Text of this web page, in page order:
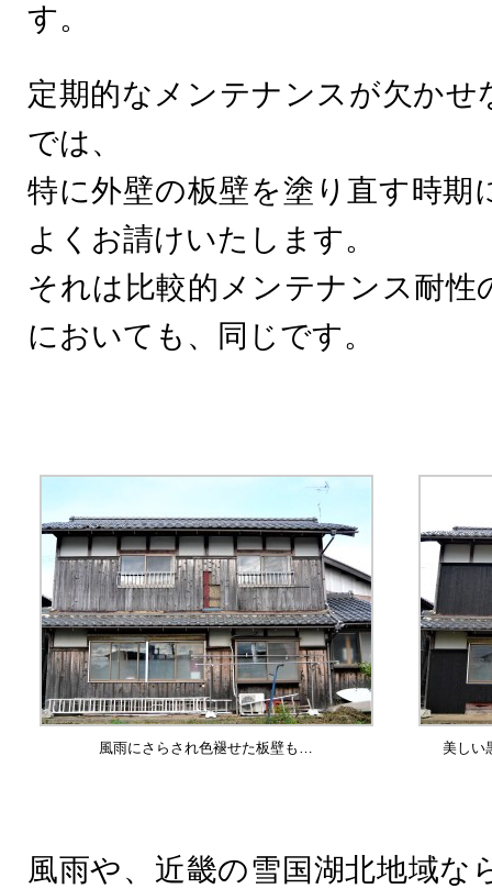
す。
定期的なメンテナンスが欠かせ
では、
特に外壁の板壁を塗り直す時期
よくお請けいたします。
それは比較的メンテナンス耐性
においても、同じです。
風雨にさらされ色褪せた板壁も… 美しい
風雨や、近畿の雪国湖北地域な